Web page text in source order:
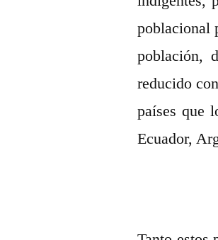
poblacional
población,
reducido
países que
Ecuador,